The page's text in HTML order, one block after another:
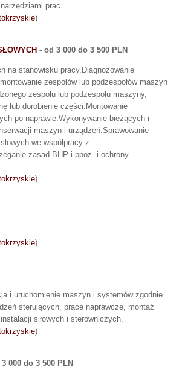
prac
)
- od 3 000 do 3 500 PLN
na stanowisku pracy.Diagnozowanie
zespołów lub podzespołów maszyn
zespołu lub podzespołu maszyny,
lub dorobienie części.Montowanie
po naprawie.Wykonywanie bieżących i
maszyn i urządzeń.Sprawowanie
we współpracy z
zasad BHP i ppoż. i ochrony
)
)
i uruchomienie maszyn i systemów zgodnie
sterujących, prace naprawcze, montaż
siłowych i sterowniczych.
)
000 do 3 500 PLN